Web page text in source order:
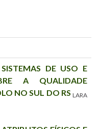
DE USO E
A QUALIDADE
NO SUL DO RS LARA